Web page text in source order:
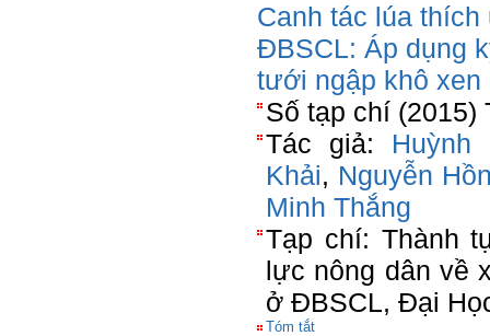
Canh tác lúa
ĐBSCL: Áp dụng
tưới ngập khô xen
Số tạp chí (2015)
Tác giả: Huỳnh
Khải, Nguyễn
Minh Thắng
Tạp chí: Thành
lực nông dân về
ở ĐBSCL, Đại
Tóm tắt